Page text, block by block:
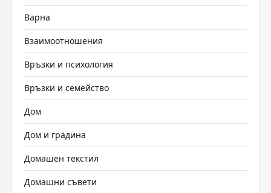
Варна
Взаимоотношения
Връзки и психология
Връзки и семейство
Дом
Дом и градина
Домашен текстил
Домашни съвети